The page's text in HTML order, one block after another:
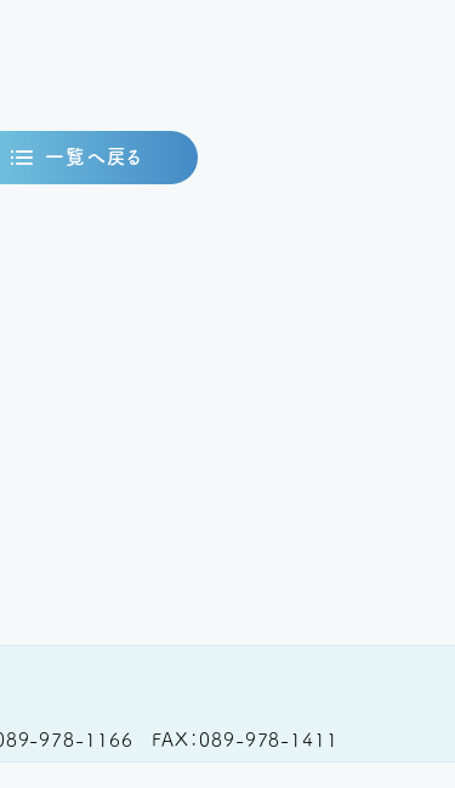
一覧へ戻る
978-1166 FAX 089-978-1411